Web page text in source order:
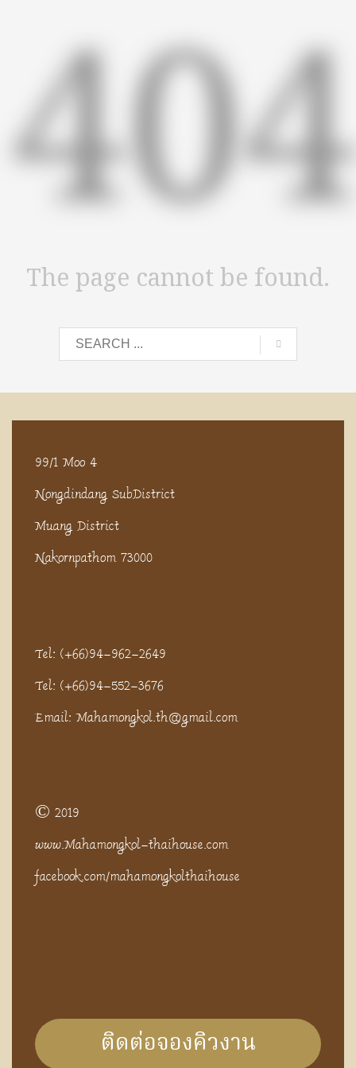
The page cannot be found.
99/1 Moo 4
Nongdindang SubDistrict
Muang District
Nakornpathom 73000
Tel: (+66)94-962-2649
Tel: (+66)94-552-3676
Email: Mahamongkol.th@gmail.com
© 2019
www.Mahamongkol-thaihouse.com
facebook.com/mahamongkolthaihouse
ติดต่อจองคิวงาน